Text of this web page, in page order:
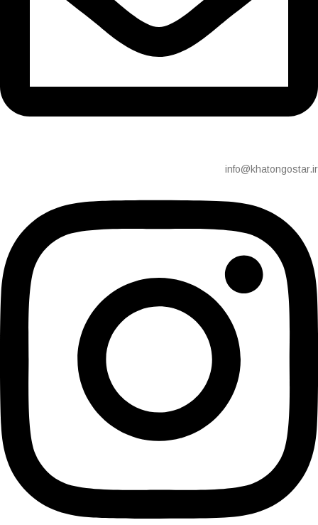
info@khatongostar.ir